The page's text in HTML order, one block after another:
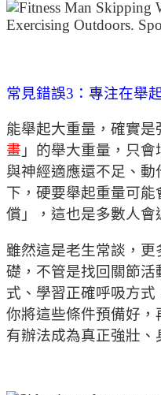
常見錯誤3：專注在舉
能舉起大重量，確實是
畫 」的舉大重量，只
與神經適應還不足、
下，硬要舉起重量可
償」，這也是多數人會
雖然這是老生常談，
礎，不管是找回關節
式、學習正確呼吸方
你將這些條件預備好
有辦法成為真正強壯、